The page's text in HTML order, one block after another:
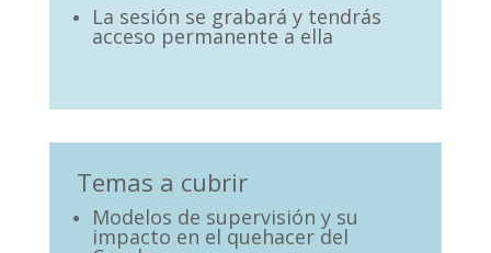
La sesión se grabará y tendrás
acceso permanente a ella
Temas a cubrir
Modelos de supervisión y su
impacto en el quehacer del